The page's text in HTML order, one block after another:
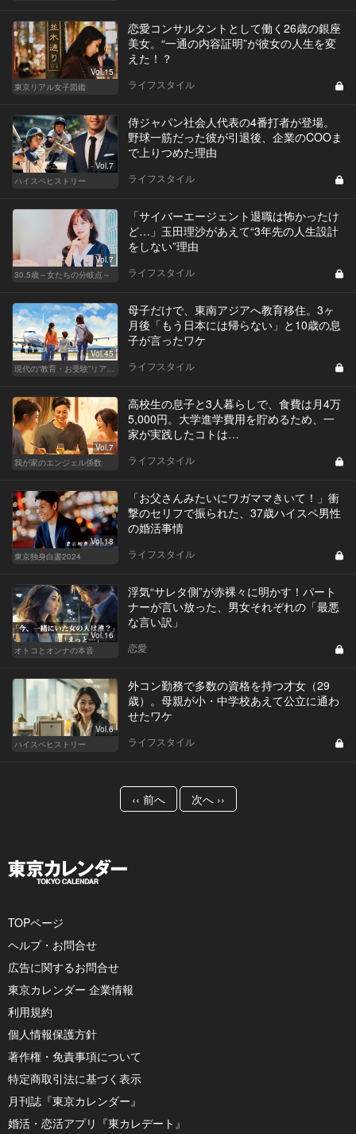
Vol.15
東京リアル女子図鑑
恋愛コンサルタントとして働く26歳の銀座
美女。“一通の内容証明”が彼女の人生を変
えた！？
ライフスタイル
Vol.7
ハイスペヒストリー
侍ジャパン社会人代表の4番打者が登場。
野球一筋だった彼が引退後、企業のCOOま
で上りつめた理由
ライフスタイル
Vol.7
30.5歳～女たちの分岐点～
「サイバーエージェント退職は怖かったけ
ど…」玉田理沙があえて“3年先の人生設計
をしない”理由
ライフスタイル
Vol.45
現代の“教育・お受験”リアルドキュメント
母子だけで、東南アジアへ教育移住。3ヶ
月後「もう日本には帰らない」と10歳の息
子が言ったワケ
ライフスタイル
Vol.7
我が家のエンジェル係数
高校生の息子と3人暮らしで、食費は月4万
5,000円。大学進学費用を貯めるため、一
家が実践したコトは…
ライフスタイル
Vol.18
東京独身白書2024
「お父さんみたいにワガママきいて！」衝
撃のセリフで振られた、37歳ハイスペ男性
の婚活事情
ライフスタイル
Vol.16
オトコとオンナの本音
浮気“サレタ側”が赤裸々に明かす！パート
ナーが言い放った、男女それぞれの「最悪
な言い訳」
恋愛
Vol.6
ハイスペヒストリー
外コン勤務で多数の資格を持つ才女（29
歳）。母親が小・中学校あえて公立に通わ
せたワケ
ライフスタイル
‹‹ 前へ 次へ ››
TOPページ
ヘルプ・お問合せ
広告に関するお問合せ
東京カレンダー 企業情報
利用規約
個人情報保護方針
著作権・免責事項について
特定商取引法に基づく表示
月刊誌『東京カレンダー』
婚活・恋活アプリ『東カレデート』